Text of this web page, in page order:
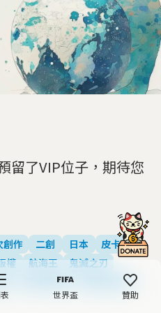
世界盃 贊助
留了VIP位子，期待您
創作 二創 日本
皮卡丘
權 航海王
鬼滅之刃
超級瑪利歐
間諜家家酒